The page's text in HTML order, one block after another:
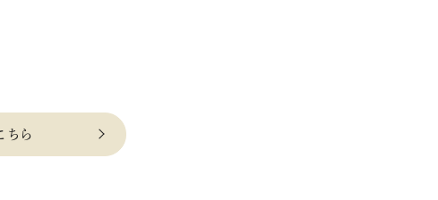
ちら